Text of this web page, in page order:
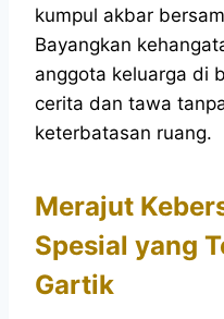
kumpul akbar
Bayangkan
anggota keluarga di
cerita dan tawa
keterbatasan ruang.
Merajut
Spesial yang
Gartik